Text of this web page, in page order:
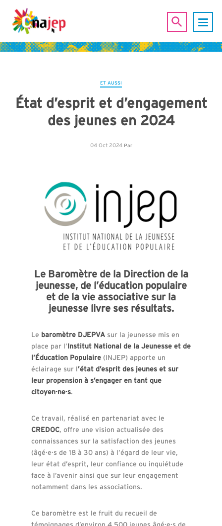
ET AUSSI
État d’esprit et d’engagement
des jeunes en 2024
04 Oct 2024 Par
Le Baromètre de la Direction de la
jeunesse, de l’éducation populaire
et de la vie associative sur la
jeunesse livre ses résultats.
Le baromètre DJEPVAsur la jeunesse mis en
place par l’Institut National de la Jeunesse et de
l’Éducation Populaire(INJEP) apporte un
éclairage sur l’état d’esprit des jeunes et sur
leur propension à s’engager en tant que
citoyen·ne·s.
Ce travail, réalisé en partenariat avec le
CREDOC, offre une vision actualisée des
connaissances sur la satisfaction des jeunes
(âgé·e·s de 18 à 30 ans) à l’égard de leur vie,
leur état d’esprit, leur confiance ou inquiétude
face à l’avenir ainsi que sur leur engagement
notamment dans les associations.
Ce baromètre est le fruit du recueil de
témoignages d’environ 4 500 jeunes âgé·e·s de